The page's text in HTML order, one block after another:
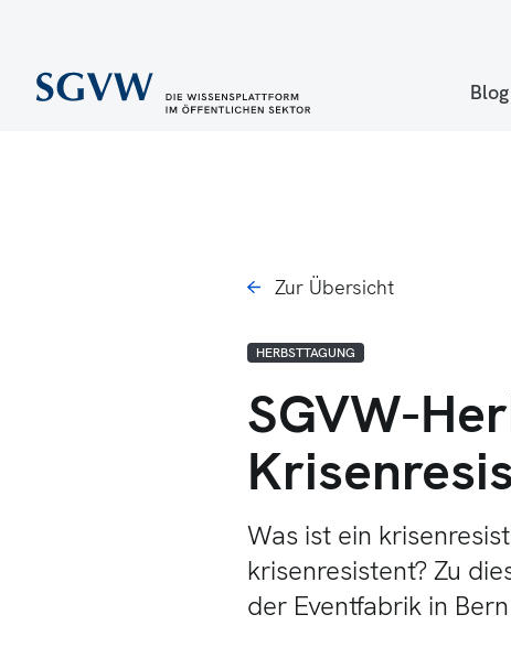
Blog
Zur Übersicht
HERBSTTAGUNG
SGVW-
Was ist ein
krisenresistent? Zu
der Eventfabrik in